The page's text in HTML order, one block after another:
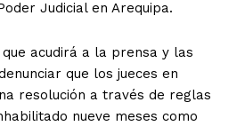
Judicial en Arequipa.
acudirá a la prensa y las
que los jueces en
resolución a través de reglas
nueve meses como